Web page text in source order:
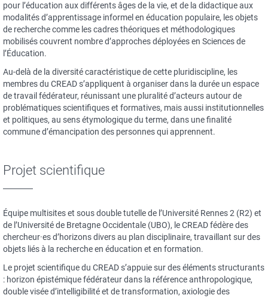
pour l’éducation aux différents âges de la vie, et de la didactique aux
modalités d’apprentissage informel en éducation populaire, les objets
de recherche comme les cadres théoriques et méthodologiques
mobilisés couvrent nombre d’approches déployées en Sciences de
l’Éducation.
Au-delà de la diversité caractéristique de cette pluridiscipline, les
membres du CREAD s’appliquent à organiser dans la durée un espace
de travail fédérateur, réunissant une pluralité d’acteurs autour de
problématiques scientifiques et formatives, mais aussi institutionnelles
et politiques, au sens étymologique du terme, dans une finalité
commune d’émancipation des personnes qui apprennent.
Projet scientifique
Équipe multisites et sous double tutelle de l’Université Rennes 2 (R2) et
de l’Université de Bretagne Occidentale (UBO), le CREAD fédère des
chercheur·es d’horizons divers au plan disciplinaire, travaillant sur des
objets liés à la recherche en éducation et en formation.
Le projet scientifique du CREAD s’appuie sur des éléments structurants
: horizon épistémique fédérateur dans la référence anthropologique,
double visée d’intelligibilité et de transformation, axiologie des